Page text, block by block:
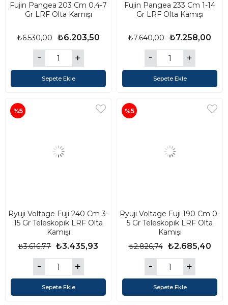
Fujin Pangea 203 Cm 0.4-7
Gr LRF Olta Kamışı
₺6.203,50
₺6.530,00
Sepete Ekle
Fujin Pangea 233 Cm 1-14
Gr LRF Olta Kamışı
₺7.258,00
₺7.640,00
Sepete Ekle
Ryuji Voltage Fuji 240 Cm 3-
15 Gr Teleskopik LRF Olta
Kamışı
₺3.435,93
₺3.616,77
Sepete Ekle
%5
Ryuji Voltage Fuji 190 Cm 0-
5 Gr Teleskopik LRF Olta
Kamışı
₺2.685,40
₺2.826,74
Sepete Ekle
%5